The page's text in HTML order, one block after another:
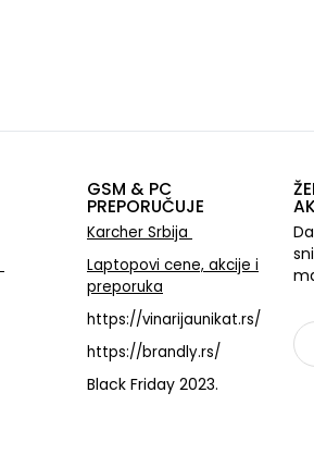
GSM & PC
PREPORUČUJE
Karcher Srbija
Laptopovi cene, akcije i
preporuka
https://vinarijaunikat.rs/
https://brandly.rs/
Black Friday 2023.